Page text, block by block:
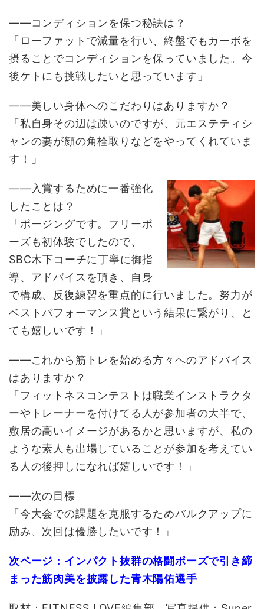
――コンディションを保つ秘訣は？
「ローファットで減量を行い、終盤でもカーボを
摂ることでコンディションを保っていました。今
後ケトにも挑戦したいと思っています」
――美しい身体へのこだわりはありますか？
「私自身その辺は疎いのですが、元エステティシ
ャンの妻が顔の角栓取りなどをやってくれていま
す！」
――入賞するために一番強化
したことは？
「ポージングです。フリーポ
ーズも初体験でしたので、
SBC木下コーチに丁寧に御指
導、アドバイスを頂き、自身
で構成、反復練習を重点的に行いました。努力が
ベストパフォーマンス賞という結果に繋がり、と
ても嬉しいです！」
――これから筋トレを始める方々へのアドバイス
はありますか？
「フィットネスコンテストは職業インストラクタ
ーやトレーナーを付けてる人が参加者の大半で、
敷居の高いイメージがあるかと思いますが、私の
ような素人も出場していることが参加を考えてい
る人の後押しになれば嬉しいです！」
――次の目標
「今大会での課題を克服するためバルクアップに
励み、次回は優勝したいです！」
次ページ：インパクト抜群の格闘ポーズで引き締
まった筋肉美を披露した青木陽佑選手